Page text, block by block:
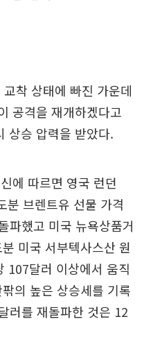
착 상태에 빠진 가운데
공격을 재개하겠다고
상승 압력을 받았다.
에 따르면 영국 런던
분 브렌트유 선물 가격
파했고 미국 뉴욕상품거
미국 서부텍사스산 원
107달러 이상에서 움직
의 높은 상승세를 기록
러를 재돌파한 것은 12